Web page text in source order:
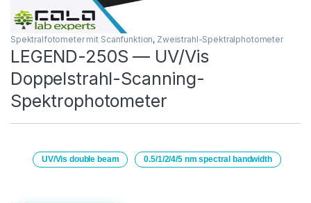
Spektralfotometer mit Scanfunktion, Zweistrahl-Spektralphotometer
LEGEND-250S — UV/Vis
Doppelstrahl-Scanning-
Spektrophotometer
UV/Vis double beam 0.5/1/2/4/5 nm spectral bandwidth